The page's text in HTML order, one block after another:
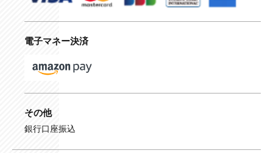
電子マネー決済
その他
銀行口座振込